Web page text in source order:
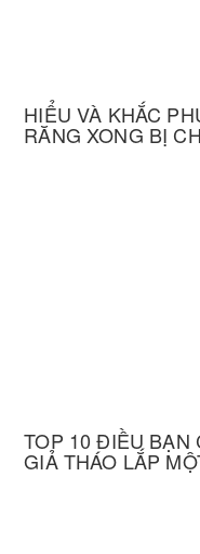
HIỂU VÀ KHẮC
RĂNG XONG BỊ
TOP 10 ĐIỀU BẠN
GIẢ THÁO LẮP